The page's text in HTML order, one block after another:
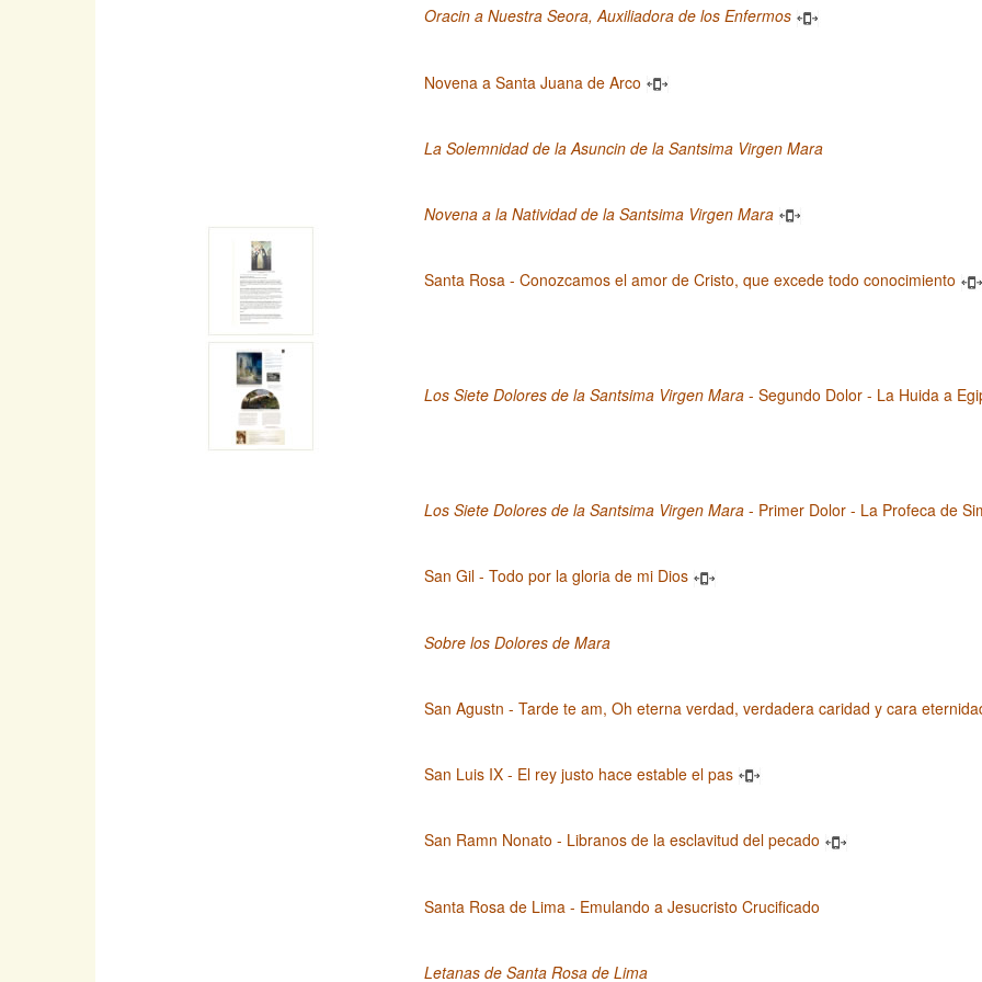
Oracin a Nuestra Seora, Auxiliadora de los Enfermos
Novena a Santa Juana de Arco
La Solemnidad de la Asuncin de la Santsima Virgen Mara
Novena a la Natividad de la Santsima Virgen Mara
Santa Rosa - Conozcamos el amor de Cristo, que excede todo conocimiento
Los Siete Dolores de la Santsima Virgen Mara - Segundo Dolor - La Huida a
Los Siete Dolores de la Santsima Virgen Mara - Primer Dolor - La Profeca de
San Gil - Todo por la gloria de mi Dios
Sobre los Dolores de Mara
San Agustn - Tarde te am, Oh eterna verdad, verdadera caridad y cara
San Luis IX - El rey justo hace estable el pas
San Ramn Nonato - Libranos de la esclavitud del pecado
Santa Rosa de Lima - Emulando a Jesucristo Crucificado
Letanas de Santa Rosa de Lima